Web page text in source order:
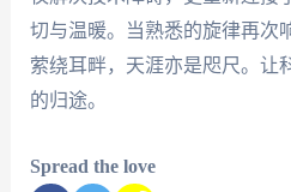
切与温暖。当熟悉的旋律再次
萦绕耳畔，天涯亦是咫尺。让
的归途。
Spread the love